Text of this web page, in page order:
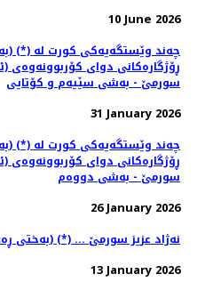
10 June 2026
ڕۆژگاره‌كانی دوای كۆربوونه‌وه‌ی
سورمێ - به‌شی سێیه‌م و كۆتایی
31 January 2026
ڕۆژگاره‌كانی دوای كۆربوونه‌وه‌ی
سورمێ - به‌شی دووه‌م
26 January 2026
(به‌ختی ڕه‌ش یـا كـۆمه‌ڵی چه‌وت) (*) ... نه‌ژاد عزیز سورمێ
13 January 2026